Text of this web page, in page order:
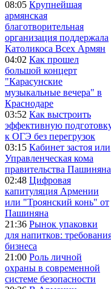
08:05 Крупнейшая
армянская
благотворительная
организация поддержала
Католикоса Всех Армян
04:02 Как прошел
большой концерт
"Карасунские
музыкальные вечера" в
Краснодаре
03:52 Как выстроить
эффективную
к ОГЭ без перегрузок
03:15 Кабинет застоя или
Управленческая кома
правительства Пашиняна
02:48 Цифровая
капитуляция Армении
или "Троянский конь" от
Пашиняна
21:36 Рынок упаковки
для напитков:
бизнеса
21:00 Роль личной
охраны в современной
системе безопасности